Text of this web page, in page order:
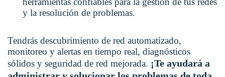
y la resolución de problemas.
Tendrás descubrimiento de red automatizado,
monitoreo y alertas en tiempo real, diagnósticos
sólidos y seguridad de red mejorada. ¡Te ayudará a